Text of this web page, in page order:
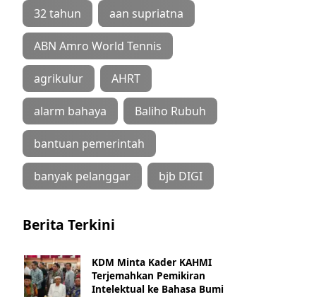
32 tahun aan supriatna
ABN Amro World Tennis
agrikulur AHRT
alarm bahaya Baliho Rubuh
bantuan pemerintah
banyak pelanggar bjb DIGI
Berita Terkini
KDM Minta Kader KAHMI
Terjemahkan Pemikiran
Intelektual ke Bahasa Bumi